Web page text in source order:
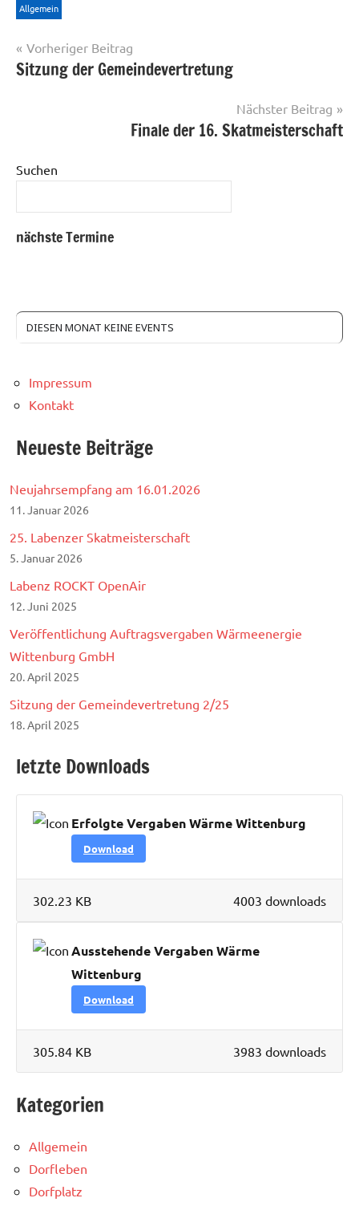
Allgemein
Beitragsnavigation
Vorheriger Beitrag
Sitzung der Gemeindevertretung
Nächster Beitrag
Finale der 16. Skatmeisterschaft
Suchen
nächste Termine
DIESEN MONAT KEINE EVENTS
Impressum
Kontakt
Neueste Beiträge
Neujahrsempfang am 16.01.2026
11. Januar 2026
25. Labenzer Skatmeisterschaft
5. Januar 2026
Labenz ROCKT OpenAir
12. Juni 2025
Veröffentlichung Auftragsvergaben Wärmeenergie
Wittenburg GmbH
20. April 2025
Sitzung der Gemeindevertretung 2/25
18. April 2025
letzte Downloads
Erfolgte Vergaben Wärme Wittenburg
Download
4003 downloads
302.23 KB
Ausstehende Vergaben Wärme
Wittenburg
Download
3983 downloads
305.84 KB
Kategorien
Allgemein
Dorfleben
Dorfplatz